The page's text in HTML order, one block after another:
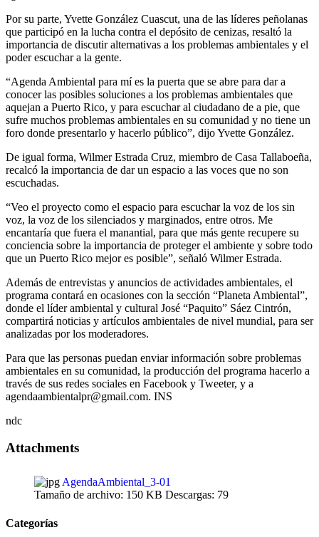
Por su parte, Yvette González Cuascut, una de las líderes peñolanas
que participó en la lucha contra el depósito de cenizas, resaltó la
importancia de discutir alternativas a los problemas ambientales y el
poder escuchar a la gente.
“Agenda Ambiental para mí es la puerta que se abre para dar a
conocer las posibles soluciones a los problemas ambientales que
aquejan a Puerto Rico, y para escuchar al ciudadano de a pie, que
sufre muchos problemas ambientales en su comunidad y no tiene un
foro donde presentarlo y hacerlo público”, dijo Yvette González.
De igual forma, Wilmer Estrada Cruz, miembro de Casa Tallaboeña,
recalcó la importancia de dar un espacio a las voces que no son
escuchadas.
“Veo el proyecto como el espacio para escuchar la voz de los sin
voz, la voz de los silenciados y marginados, entre otros. Me
encantaría que fuera el manantial, para que más gente recupere su
conciencia sobre la importancia de proteger el ambiente y sobre todo
que un Puerto Rico mejor es posible”, señaló Wilmer Estrada.
Además de entrevistas y anuncios de actividades ambientales, el
programa contará en ocasiones con la sección “Planeta Ambiental”,
donde el líder ambiental y cultural José “Paquito” Sáez Cintrón,
compartirá noticias y artículos ambientales de nivel mundial, para ser
analizadas por los moderadores.
Para que las personas puedan enviar información sobre problemas
ambientales en su comunidad, la producción del programa hacerlo a
través de sus redes sociales en Facebook y Tweeter, y a
agendaambientalpr@gmail.com. INS
ndc
Attachments
AgendaAmbiental_3-01
Tamaño de archivo: 150 KB Descargas: 79
Categorías